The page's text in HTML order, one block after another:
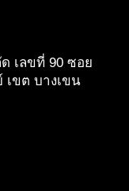
เลขที่ 90 ซอย
เขต บางเขน